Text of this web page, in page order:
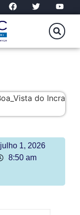
julho 1, 2026
8:50 am